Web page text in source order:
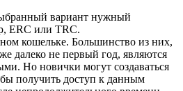
вариант нужный
ERC или TRC.
кошельке. Большинство из них,
далеко не первый год, являются
Но новички могут создаваться
получить доступ к данным